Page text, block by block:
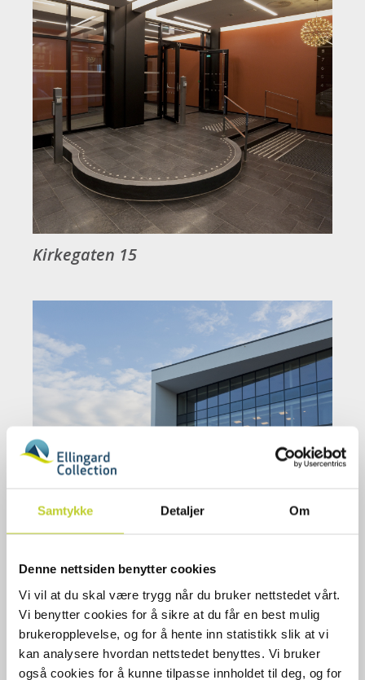
Samtykke Detaljer Om
Denne nettsiden benytter cookies
Vi vil at du skal være trygg når du bruker nettstedet vårt.
Vi benytter cookies for å sikre at du får en best mulig
brukeropplevelse, og for å hente inn statistikk slik at vi
kan analysere hvordan nettstedet benyttes. Vi bruker
også cookies for å kunne tilpasse innholdet til deg, og for
Kirkegaten 15
Infotjenester Sarpsborg